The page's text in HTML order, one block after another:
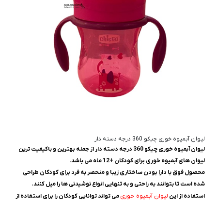
لیوان آبمیوه خوری چیکو 360 درجه دسته دار
لیوان آبمیوه خوری چیکو 360 درجه دسته دار از جمله بهترین و باکیفیت ترین
لیوان های آبمیوه خوری برای کودکان +12 ماه می باشد.
محصول فوق با دارا بودن ساختاری زیبا و منحصر به فرد برای کودکان طراحی
شده است تا بتوانند به راحتی و به تنهایی انواع نوشیدنی ها را میل کنند.
استفاده از این لیوان آبمیوه خوریمی تواند توانایی کودکان را برای استفاده از